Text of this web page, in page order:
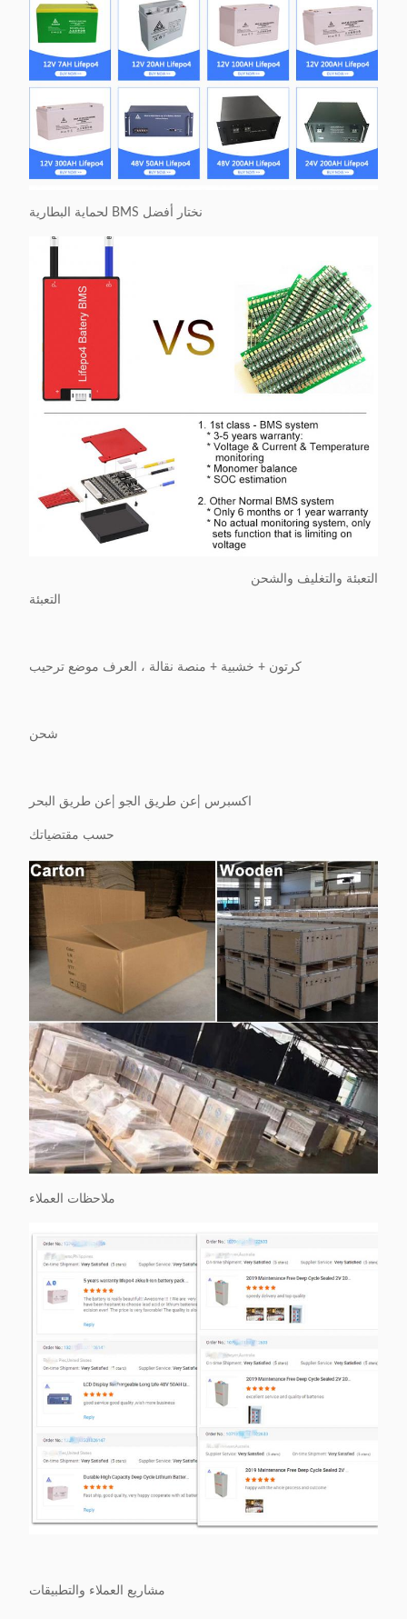
نختار أفضل BMS لحماية البطارية
التعبئة والتغليف والشحن
التعبئة
كرتون + خشبية + منصة نقالة ، العرف موضع ترحيب
شحن
اكسبرس |عن طريق الجو |عن طريق البحر
حسب مقتضياتك
ملاحظات العملاء
مشاريع العملاء والتطبيقات